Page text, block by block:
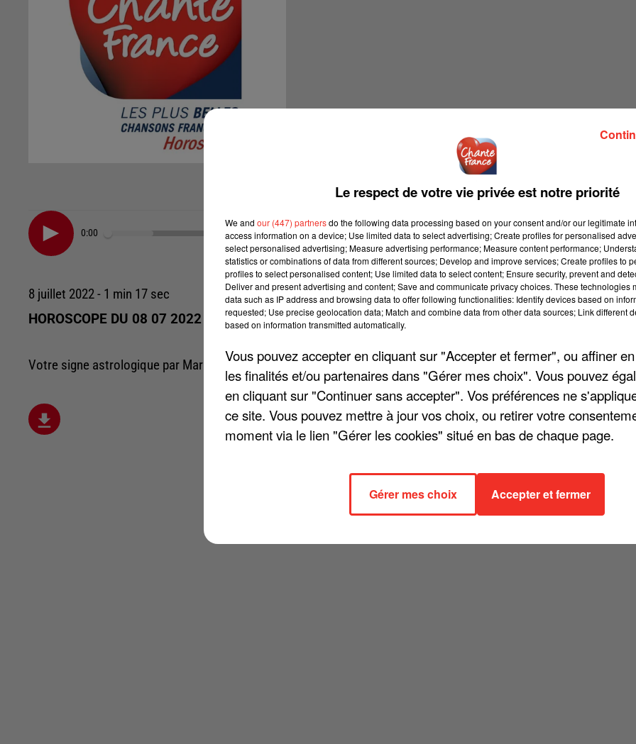
0:00 1 min 17
8 juillet 2022 - 1 min 17 sec
HOROSCOPE DU 08 07 2022
Votre signe astrologique par Marie-Léty
Le respect de votre vie privée est notre priorité
We and our (447) partnersdo the following data processing based on your consent and/or our legitimate
access information on a device; Use limited data to select advertising; Create profiles for personalised
select personalised advertising; Measure advertising performance; Measure content performance;
statistics or combinations of data from different sources; Develop and improve services; Create profiles to
profiles to select personalised content; Use limited data to select content; Ensure security, prevent and
Deliver and present advertising and content; Save and communicate privacy choices. These technologies
data such as IP address and browsing data to offer following functionalities: Identify devices based on
requested; Use precise geolocation data; Match and combine data from other data sources; Link different
based on information transmitted automatically.
Vous pouvez accepter en cliquant sur "Accepter et fermer", ou affiner
les finalités et/ou partenaires dans "Gérer mes choix". Vous pouvez
en cliquant sur "Continuer sans accepter". Vos préférences ne
ce site. Vous pouvez mettre à jour vos choix, ou retirer votre
moment via le lien "Gérer les cookies" situé en bas de chaque page.
Gérer mes choix Accepter et fermer